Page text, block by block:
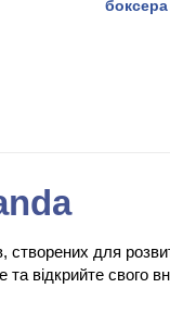
боксера
для
відкрийте свого